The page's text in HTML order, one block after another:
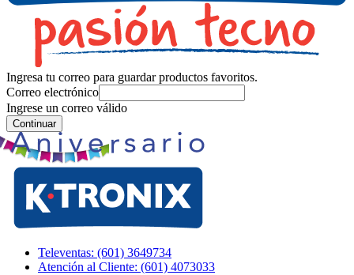
Ingresa tu correo para guardar productos favoritos.
Correo electrónico
Ingrese un correo válido
Continuar
Televentas: (601) 3649734
Atención al Cliente: (601) 4073033